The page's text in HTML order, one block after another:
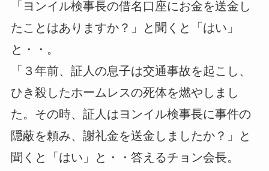
「ヨンイル検事長の借名口座にお金を送金し
たことはありますか？」と聞くと「はい」
と・・。
「３年前、証人の息子は交通事故を起こし、
ひき殺したホームレスの死体を燃やしまし
た。その時、証人はヨンイル検事長に事件の
隠蔽を頼み、謝礼金を送金しましたか？」と
聞くと「はい」と・・答えるチョン会長。